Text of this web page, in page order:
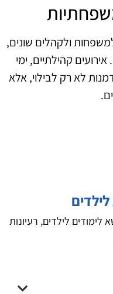
ולקהלים שונים,
קהילתיים, ימי
לא רק לבילוי, אלא
לילדים, רעיונות